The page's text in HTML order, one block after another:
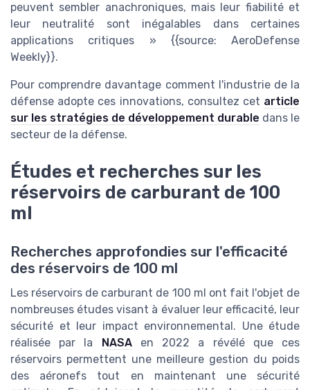
peuvent sembler anachroniques, mais leur fiabilité et
leur neutralité sont inégalables dans certaines
applications critiques » {{source: AeroDefense
Weekly}}.
Pour comprendre davantage comment l'industrie de la
défense adopte ces innovations, consultez cet article
sur les stratégies de développement durable dans le
secteur de la défense.
Études et recherches sur les
réservoirs de carburant de 100
ml
Recherches approfondies sur l'efficacité
des réservoirs de 100 ml
Les réservoirs de carburant de 100 ml ont fait l'objet de
nombreuses études visant à évaluer leur efficacité, leur
sécurité et leur impact environnemental. Une étude
réalisée par la
NASAen 2022 a révélé que ces
réservoirs permettent une meilleure gestion du poids
des aéronefs tout en maintenant une sécurité